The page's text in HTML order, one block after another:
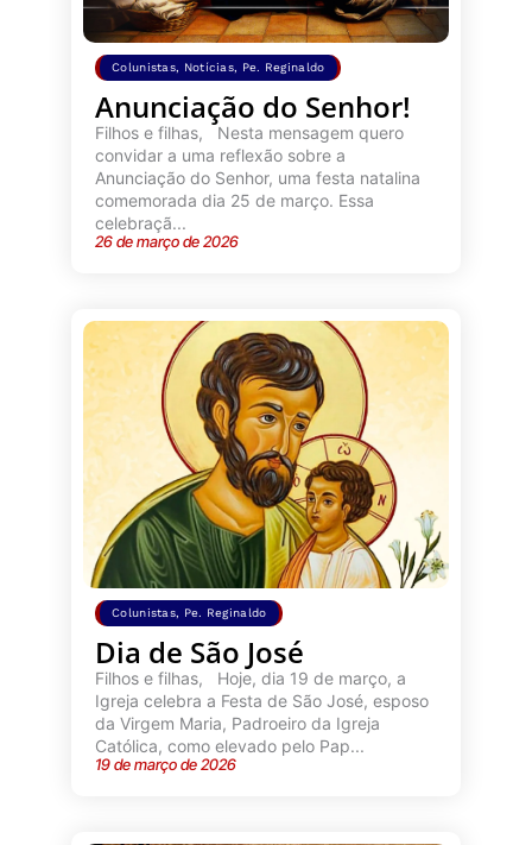
Colunistas, Notícias, Pe. Reginaldo
Anunciação do Senhor!
Filhos e filhas, Nesta mensagem quero
convidar a uma reflexão sobre a
Anunciação do Senhor, uma festa natalina
comemorada dia 25 de março. Essa
celebraçã...
26 de março de 2026
Colunistas, Pe. Reginaldo
Dia de São José
Filhos e filhas, Hoje, dia 19 de março, a
Igreja celebra a Festa de São José, esposo
da Virgem Maria, Padroeiro da Igreja
Católica, como elevado pelo Pap...
19 de março de 2026